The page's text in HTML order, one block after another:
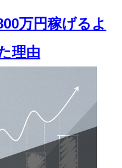
万円稼げるよ
理由